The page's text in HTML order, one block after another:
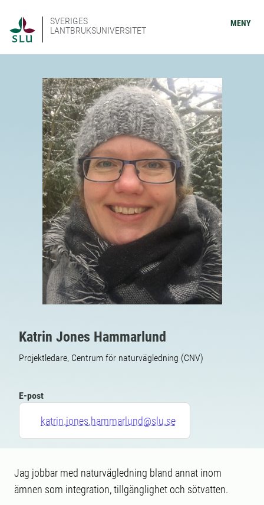
SVERIGES
LANTBRUKSUNIVERSITET
MENY
Katrin Jones Hammarlund
Projektledare, Centrum för naturvägledning (CNV)
E-post
katrin.jones.hammarlund@slu.se
Jag jobbar med naturvägledning bland annat inom
ämnen som integration, tillgänglighet och sötvatten.